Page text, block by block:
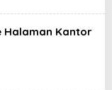
Halaman Kantor